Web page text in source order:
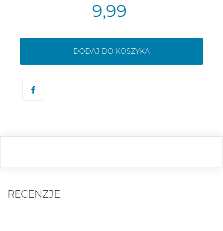
9,99
DODAJ DO KOSZYKA
RECENZJE